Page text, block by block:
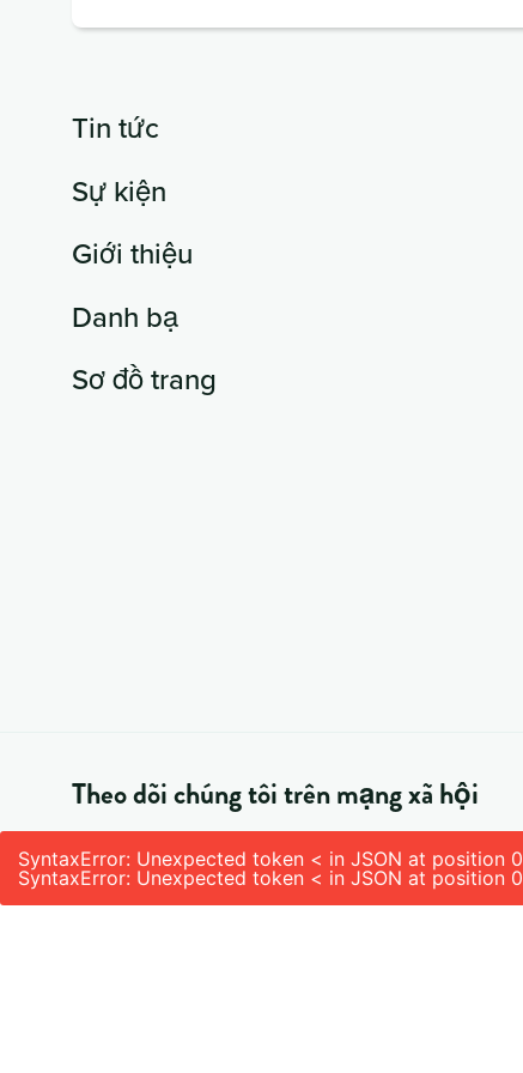
Tin tức
Sự kiện
Giới thiệu
Danh bạ
Sơ đồ trang
Theo dõi chúng tôi trên mạng xã hội
SyntaxError: Unexpected token < in JSON at position 0
SyntaxError: Unexpected token < in JSON at position 0